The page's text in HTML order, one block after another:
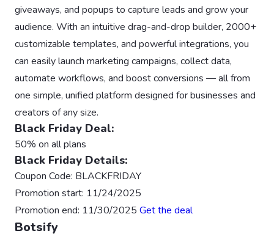
giveaways, and popups to capture leads and grow your
audience. With an intuitive drag-and-drop builder, 2000+
customizable templates, and powerful integrations, you
can easily launch marketing campaigns, collect data,
automate workflows, and boost conversions — all from
one simple, unified platform designed for businesses and
creators of any size.
Black Friday Deal:
50% on all plans
Black Friday Details:
Coupon Code: BLACKFRIDAY
Promotion start: 11/24/2025
Promotion end: 11/30/2025 Get the deal
Botsify